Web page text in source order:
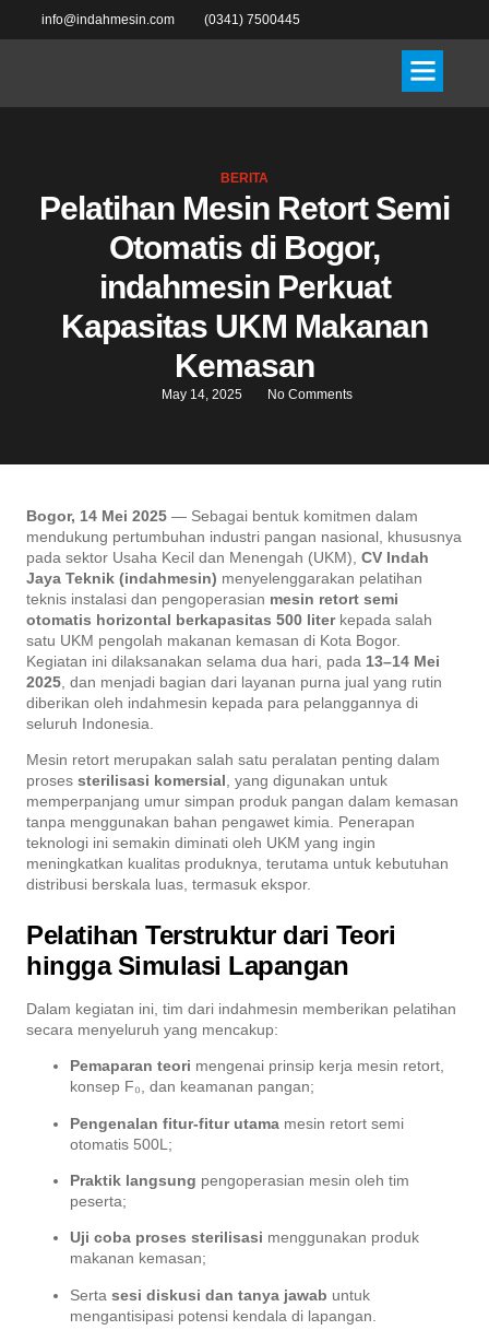
info@indahmesin.com (0341) 7500445
BERITA
Pelatihan Mesin Retort Semi
Otomatis di Bogor,
indahmesin Perkuat
Kapasitas UKM Makanan
Kemasan
May 14, 2025 No Comments
Bogor, 14 Mei 2025 — Sebagai bentuk komitmen dalam
mendukung pertumbuhan industri pangan nasional, khususnya
pada sektor Usaha Kecil dan Menengah (UKM), CV Indah
Jaya Teknik (indahmesin) menyelenggarakan pelatihan
teknis instalasi dan pengoperasian mesin retort semi
otomatis horizontal berkapasitas 500 literkepada salah
satu UKM pengolah makanan kemasan di Kota Bogor.
Kegiatan ini dilaksanakan selama dua hari, pada 13–14 Mei
2025 , dan menjadi bagian dari layanan purna jual yang rutin
diberikan oleh indahmesin kepada para pelanggannya di
seluruh Indonesia.
Mesin retort merupakan salah satu peralatan penting dalam
proses sterilisasi komersial, yang digunakan untuk
memperpanjang umur simpan produk pangan dalam kemasan
tanpa menggunakan bahan pengawet kimia. Penerapan
teknologi ini semakin diminati oleh UKM yang ingin
meningkatkan kualitas produknya, terutama untuk kebutuhan
distribusi berskala luas, termasuk ekspor.
Pelatihan Terstruktur dari Teori
hingga Simulasi Lapangan
Dalam kegiatan ini, tim dari indahmesin memberikan pelatihan
secara menyeluruh yang mencakup:
Pemaparan teori mengenai prinsip kerja mesin retort,
konsep F₀, dan keamanan pangan;
Pengenalan fitur-fitur utama mesin retort semi
otomatis 500L;
Praktik langsung pengoperasian mesin oleh tim
peserta;
Uji coba proses sterilisasi menggunakan produk
makanan kemasan;
Serta sesi diskusi dan tanya jawab untuk
mengantisipasi potensi kendala di lapangan.